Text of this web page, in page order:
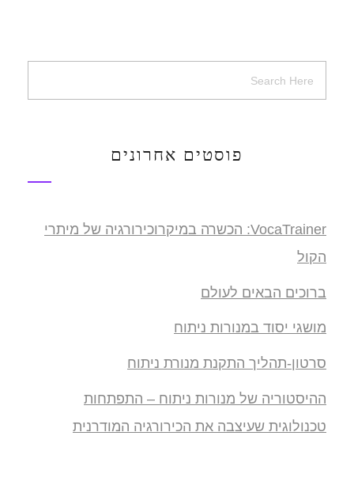
פוסטים אחרונים
VocaTrainer: הכשרה במיקרוכירורגיה של מיתרי
הקול
ברוכים הבאים לעולם
מושגי יסוד במנורות ניתוח
סרטון-תהליך התקנת מנורת ניתוח
ההיסטוריה של מנורות ניתוח – התפתחות
טכנולוגית שעיצבה את הכירורגיה המודרנית